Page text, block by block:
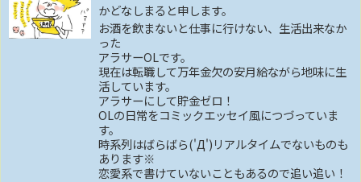
かどなしまると申します。
お酒を飲まないと仕事に行けない、生活出来なか
った
アラサーOLです。
現在は転職して万年金欠の安月給ながら地味に生
活しています。
アラサーにして貯金ゼロ！
OLの日常をコミックエッセイ風につづっていま
す。
時系列はばらばら('Д')リアルタイムでないものも
あります※
恋愛系で書けていないこともあるので追い追い！